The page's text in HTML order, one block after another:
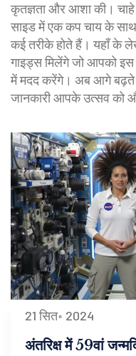
कृतज्ञता और आशा की। चाहे
साइड में एक कप चाय के साथ
कई तरीके होते हैं। यहाँ के
गाइड्स मिलेंगे जो आपको इस
में मदद करेंगे। अब आगे बढ़ते
जानकारी आपके उत्सव को
21 सित॰ 2024
अंतरिक्ष में 59वां